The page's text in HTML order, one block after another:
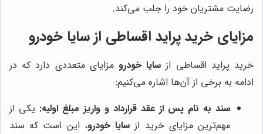
رضایت مشتریان خود را جلب می‌کند.
مزایای خرید پراید اقساطی از سایا خودرو
خرید پراید اقساطی از سایا خودرو مزایای متعددی دارد که در
ادامه به برخی از آن‌ها اشاره می‌کنیم:
سند به نام پس از عقد قرارداد و واریز مبلغ اولیه: یکی از
مهم‌ترین مزایای خرید از سایا خودرو، این است که سند